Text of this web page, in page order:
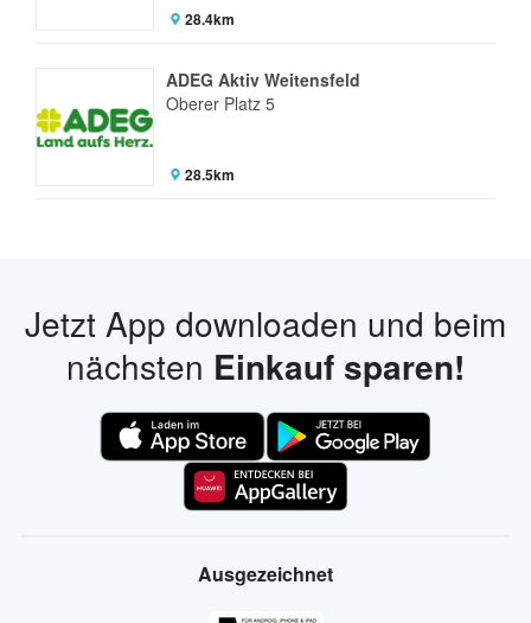
28.4km
ADEG Aktiv Weitensfeld
Oberer Platz 5
28.5km
Jetzt App downloaden und beim
nächsten Einkauf sparen!
Ausgezeichnet